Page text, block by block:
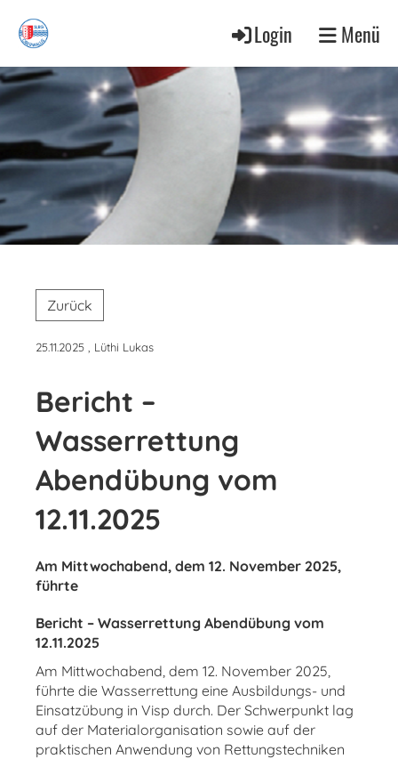
Login Menü
Zurück
25.11.2025 , Lüthi Lukas
Bericht –
Wasserrettung
Abendübung vom
12.11.2025
Am Mittwochabend, dem 12. November 2025,
führte
Bericht – Wasserrettung Abendübung vom
12.11.2025
Am Mittwochabend, dem 12. November 2025,
führte die Wasserrettung eine Ausbildungs- und
Einsatzübung in Visp durch. Der Schwerpunkt lag
auf der Materialorganisation sowie auf der
praktischen Anwendung von Rettungstechniken